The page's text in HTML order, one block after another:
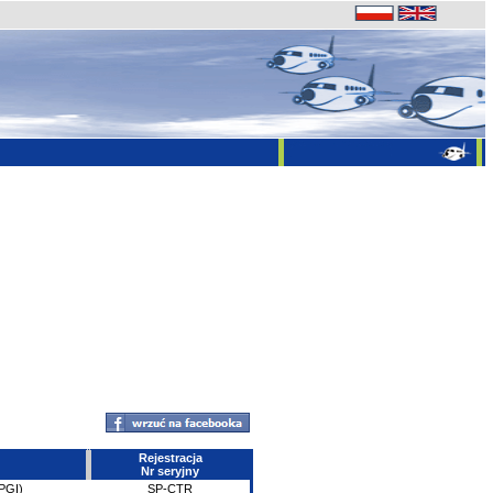
Rejestracja
Nr seryjny
SP-CTR